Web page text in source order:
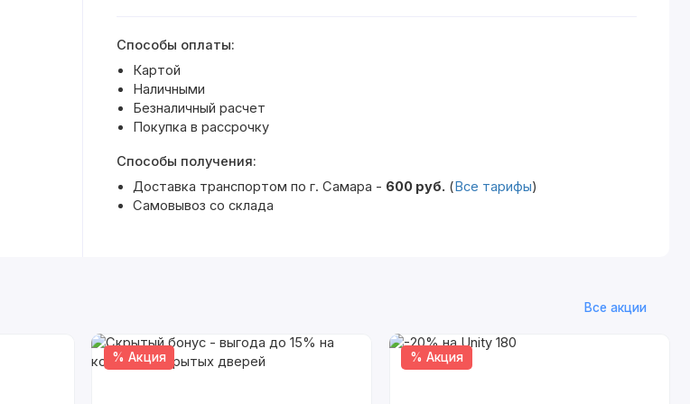
Способы оплаты:
Картой
Наличными
Безналичный расчет
Покупка в рассрочку
Способы получения:
Доставка транспортом по г. Самара - 600 руб. (Все тарифы)
Самовывоз со склада
Все акции
% Акция % Акция